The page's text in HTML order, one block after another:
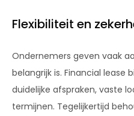
Flexibiliteit en
Ondernemers geven vaak
belangrijk is. Financial lease
duidelijke afspraken, vaste
termijnen. Tegelijkertijd